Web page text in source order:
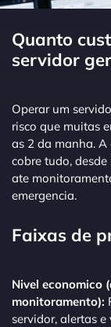
Quanto
servidor
Operar um
risco que muitas
as 2 da manha.
cobre tudo,
ate
emergencia.
Faixas de
Nivel economico
monitoramento):
servidor, alertas